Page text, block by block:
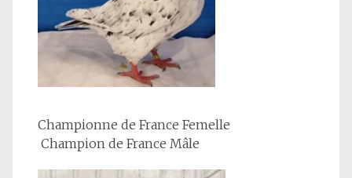
Championne de France Femelle
Champion de France Mâle